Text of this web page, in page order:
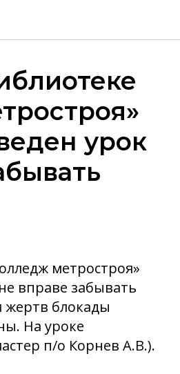
урок
метростроя»
вправе забывать
блокады
На уроке
п/о Корнев А.В.).